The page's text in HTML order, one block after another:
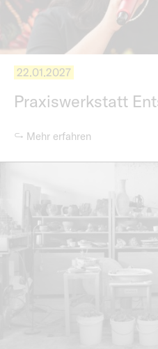
22.01.2027
Praxiswerkstatt
↪ Mehr erfahren